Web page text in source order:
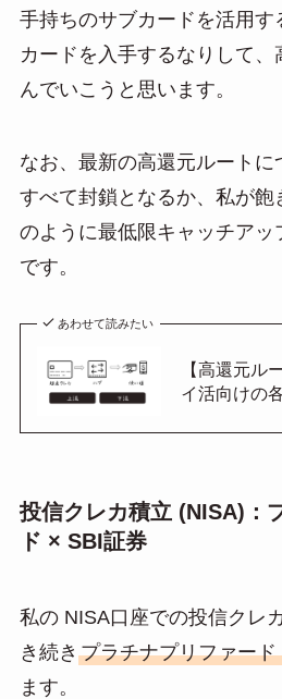
手持ちのサブカードを活用す
カードを入手するなりして、
んでいこうと思います。
なお、最新の高還元ルート
すべて封鎖となるか、私が飽
のように最低限キャッチアッ
です。
あわせて読みたい
【高還元ル
イ活向けの
投信クレカ積立 (NISA)：
ド × SBI証券
私の NISA口座での投信クレ
き続き プラチナプリファー
ます。